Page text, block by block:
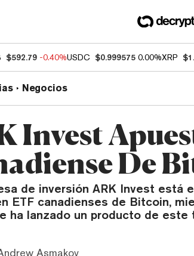
$592.79 -0.40%USDC $0.999575 0.00%XRP
Negocios
Invest
De
de inversión ARK Invest está
ETF canadienses de Bitcoin,
ha lanzado un producto de este
Asmakov